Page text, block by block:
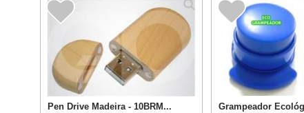
Pen Drive Madeira - 10BRM...
Grampeador